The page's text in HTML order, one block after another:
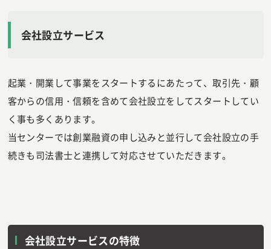
会社設立サービス
起業・開業して事業をスタートするにあたって、取引先・顧
客からの信用・信頼を含めて会社設立をしてスタートしてい
く事も多くあります。
当センターでは創業融資の申し込みと並行して会社設立の手
続きも司法書士と連携して対応させていただきます。
会社設立サービスの特徴